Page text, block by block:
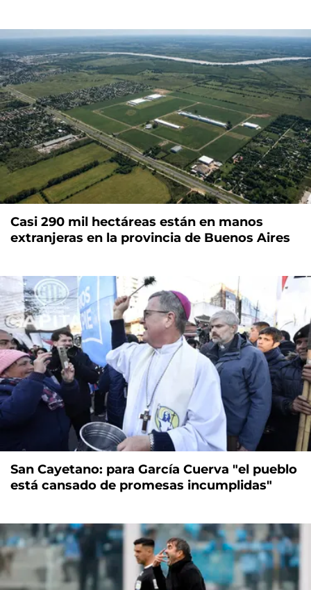
Casi 290 mil hectáreas están en manos
extranjeras en la provincia de Buenos Aires
San Cayetano: para García Cuerva "el pueblo
está cansado de promesas incumplidas"